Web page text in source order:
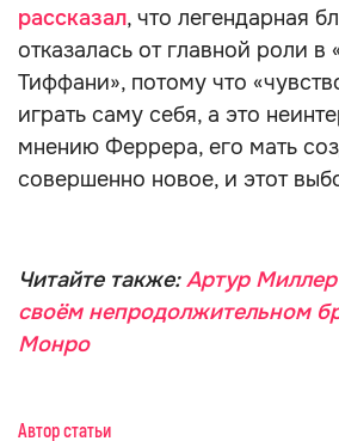
рассказал, что легендарная
отказалась от главной роли в
Тиффани», потому что
играть саму себя, а это
мнению Феррера, его мать
совершенно новое, и этот
Читайте также:Артур Миллер
своём непродолжительном
Монро
Автор статьи